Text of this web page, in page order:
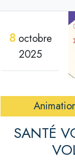
8octobre
2025
SANTÉ